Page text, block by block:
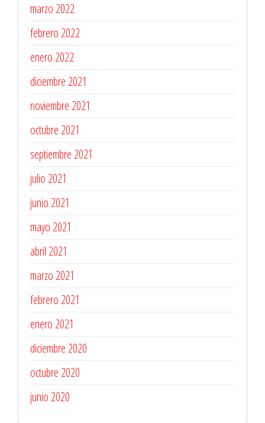
marzo 2022
febrero 2022
enero 2022
diciembre 2021
noviembre 2021
octubre 2021
septiembre 2021
julio 2021
junio 2021
mayo 2021
abril 2021
marzo 2021
febrero 2021
enero 2021
diciembre 2020
octubre 2020
junio 2020